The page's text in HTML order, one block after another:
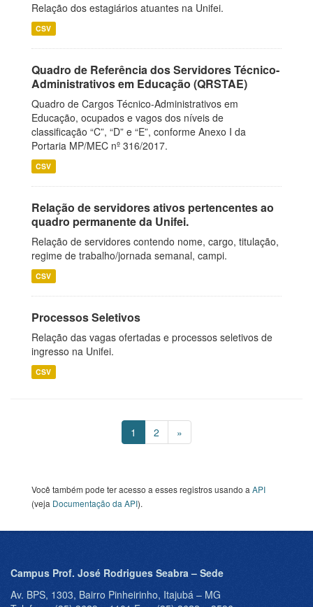
Relação dos estagiários atuantes na Unifei.
CSV
Quadro de Referência dos Servidores Técnico-
Administrativos em Educação (QRSTAE)
Quadro de Cargos Técnico-Administrativos em
Educação, ocupados e vagos dos níveis de
classificação “C”, “D” e “E”, conforme Anexo I da
Portaria MP/MEC nº 316/2017.
CSV
Relação de servidores ativos pertencentes ao
quadro permanente da Unifei.
Relação de servidores contendo nome, cargo, titulação,
regime de trabalho/jornada semanal, campi.
CSV
Processos Seletivos
Relação das vagas ofertadas e processos seletivos de
ingresso na Unifei.
CSV
1 2 »
Você também pode ter acesso a esses registros usando a API
(veja Documentação da API).
Campus Prof. José Rodrigues Seabra – Sede
Av. BPS, 1303, Bairro Pinheirinho, Itajubá – MG